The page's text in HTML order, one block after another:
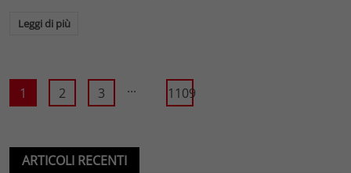
Leggi di più
1 2 3 ... 1109
ARTICOLI RECENTI